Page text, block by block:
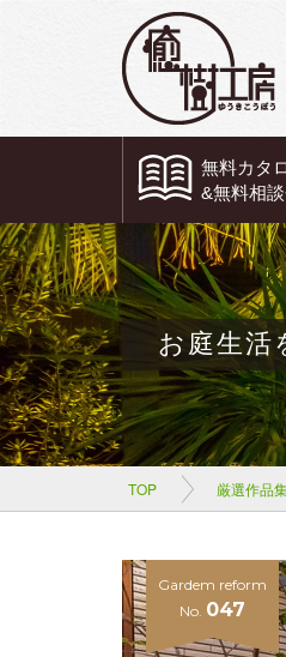
無料カタ
&無料相
お庭生活
TOP 厳選作品
Gardem reform
No. 047